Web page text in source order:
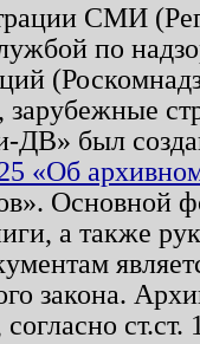
СМИ
по
зарубежные
ДВ» был
«Об
Основной
а также
закона.